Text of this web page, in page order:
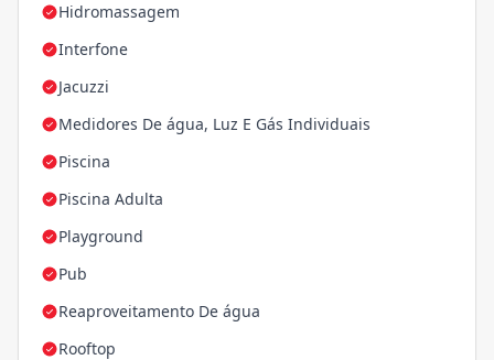
Hidromassagem
Interfone
Jacuzzi
Medidores De água, Luz E Gás Individuais
Piscina
Piscina Adulta
Playground
Pub
Reaproveitamento De água
Rooftop